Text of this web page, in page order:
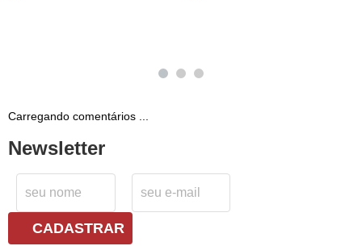
Carregando comentários ...
Newsletter
CADASTRAR